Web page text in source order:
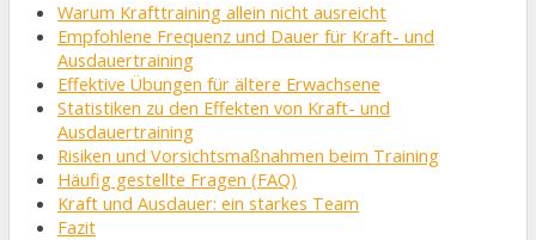
Warum Krafttraining allein nicht ausreicht
Empfohlene Frequenz und Dauer für Kraft- und
Ausdauertraining
Effektive Übungen für ältere Erwachsene
Statistiken zu den Effekten von Kraft- und
Ausdauertraining
Risiken und Vorsichtsmaßnahmen beim Training
Häufig gestellte Fragen (FAQ)
Kraft und Ausdauer: ein starkes Team
Fazit